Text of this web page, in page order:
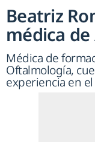
Beatriz
médica
Médica de
Oftalmología,
experiencia en